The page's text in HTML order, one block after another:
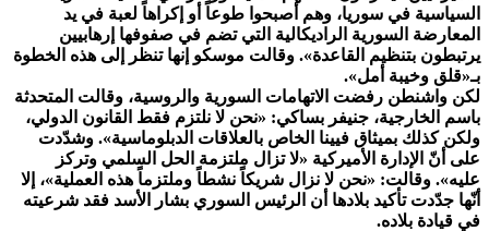
السياسية في سوريا، وهم أصبحوا طوعاً أو إكراهاً لعبة في يد
المعارضة السورية الراديكالية التي تضم في صفوفها إرهابيين
يرتبطون بتنظيم القاعدة». وقالت موسكو إنها تنظر إلى هذه الخطوة
بـ«قلق وخيبة أمل».
لكن واشنطن رفضت الاتهامات السورية والروسية، وقالت المتحدثة
باسم الخارجية، جنيفر بساكي: «نحن لا نلتزم فقط القانون الدولي،
ولكن كذلك بميثاق فيينا الخاص بالعلاقات الدبلوماسية». وشدّدت
على أنّ الإدارة الأميركية «لا تزال ملتزمة الحل السلمي وتركز
عليه». وقالت: «نحن لا نزال شريكاً نشطاً وملتزماً هذه العملية»، إلا
أنّها جدّدت تأكيد بلادها أن الرئيس السوري بشار الأسد فقد شرعيته
في قيادة بلاده.